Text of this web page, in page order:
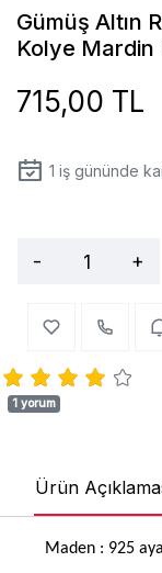
Gümüş Altın
Kolye Mardin
715,00 TL
1 iş gününde
- +
1 yorum
Ürün
Maden : 925